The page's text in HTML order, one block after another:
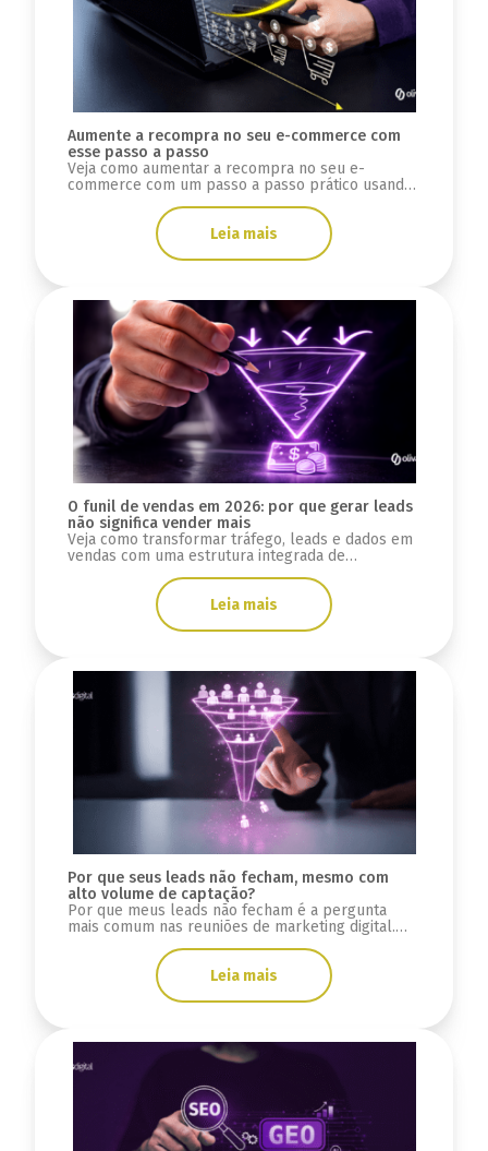
Aumente a recompra no seu e-commerce com
esse passo a passo
Veja como aumentar a recompra no seu e-
commerce com um passo a passo prático usando
Leia mais
O funil de vendas em 2026: por que gerar leads
não significa vender mais
Veja como transformar tráfego, leads e dados em
vendas com uma estrutura integrada de
Leia mais
Por que seus leads não fecham, mesmo com
alto volume de captação?
Por que meus leads não fecham é a pergunta
mais comum nas reuniões de marketing digital.
Leia mais